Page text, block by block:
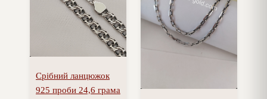
Срібний ланцюжок
925 проби 24,6 грама